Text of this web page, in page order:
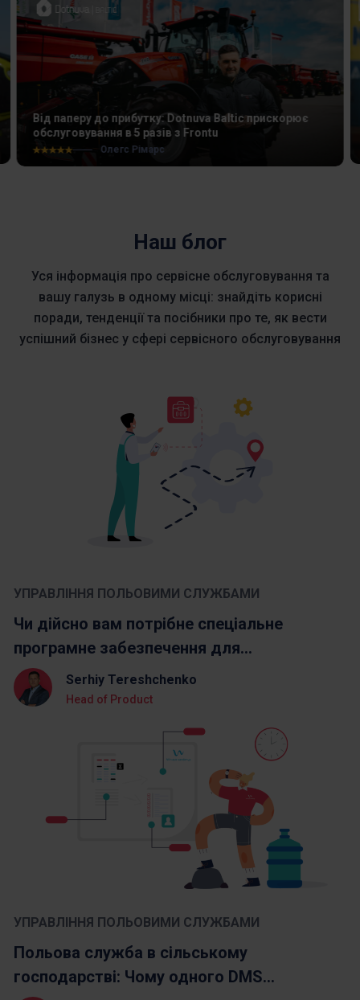
Від паперу до прибутку: Dotnuva Baltic прискорює
обслуговування в 5 разів з Frontu
Олегс Рімарс
Наш блог
Уся інформація про сервісне обслуговування та
вашу галузь в одному місці: знайдіть корисні
поради, тенденції та посібники про те, як вести
успішний бізнес у сфері сервісного обслуговування
УПРАВЛІННЯ ПОЛЬОВИМИ СЛУЖБАМИ
Чи дійсно вам потрібне спеціальне
програмне забезпечення для...
Serhiy Tereshchenko
Head of Product
УПРАВЛІННЯ ПОЛЬОВИМИ СЛУЖБАМИ
Польова служба в сільському
господарстві: Чому одного DMS...